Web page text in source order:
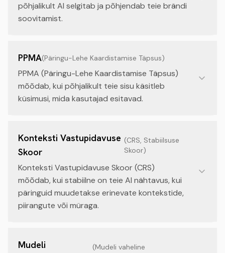
põhjalikult AI selgitab ja põhjendab teie brändi
soovitamist.
PPMA(Päringu-Lehe Kaardistamise Täpsus)
PPMA (Päringu-Lehe Kaardistamise Täpsus)
mõõdab, kui põhjalikult teie sisu käsitleb
küsimusi, mida kasutajad esitavad.
Konteksti Vastupidavuse
Skoor
(CRS, Stabiilsuse
Skoor)
Konteksti Vastupidavuse Skoor (CRS)
mõõdab, kui stabiilne on teie AI nähtavus, kui
päringuid muudetakse erinevate kontekstide,
piirangute või müraga.
Mudeli
(Mudeli vaheline